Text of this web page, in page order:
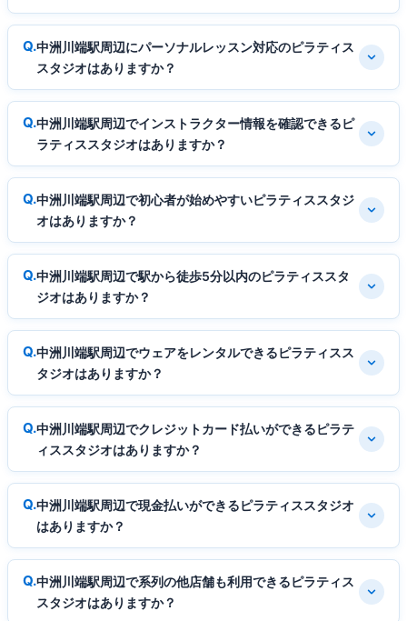
中洲川端駅周辺にパーソナルレッスン対応のピラティス
スタジオはありますか？
中洲川端駅周辺でインストラクター情報を確認できるピ
ラティススタジオはありますか？
中洲川端駅周辺で初心者が始めやすいピラティススタジ
オはありますか？
中洲川端駅周辺で駅から徒歩5分以内のピラティススタ
ジオはありますか？
中洲川端駅周辺でウェアをレンタルできるピラティスス
タジオはありますか？
中洲川端駅周辺でクレジットカード払いができるピラテ
ィススタジオはありますか？
中洲川端駅周辺で現金払いができるピラティススタジオ
はありますか？
中洲川端駅周辺で系列の他店舗も利用できるピラティス
スタジオはありますか？